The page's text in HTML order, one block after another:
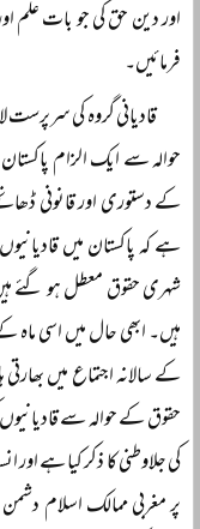
اور دین حق کی جو بات علم
فرمائیں۔
قادیانی گروہ کی سرپرست
حوالہ سے ایک الزام
کے دستوری اور قانونی
ہے کہ پاکستان میں
شہری حقوق معطل ہو گئے
ہیں۔ ابھی حال میں اسی ماہ
کے سالانہ اجتماع میں
حقوق کے حوالہ سے
کی جلاوطنی کا ذکر کیا ہے
پر مغربی ممالک اسلام